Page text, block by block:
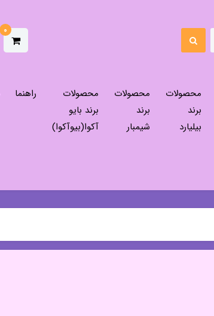
0
محصولات
برند
بیلیارد
محصولات
برند
شیمبار
محصولات
برند بایو
آکوا(بیوآکوا)
راهنما